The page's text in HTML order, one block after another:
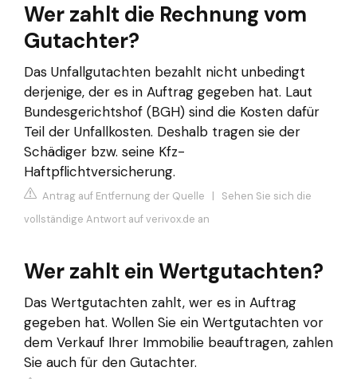
Wer zahlt die Rechnung vom
Gutachter?
Das Unfallgutachten bezahlt nicht unbedingt
derjenige, der es in Auftrag gegeben hat. Laut
Bundesgerichtshof (BGH) sind die Kosten dafür
Teil der Unfallkosten. Deshalb tragen sie der
Schädiger bzw. seine Kfz-
Haftpflichtversicherung.
Antrag auf Entfernung der Quelle | Sehen Sie sich die
vollständige Antwort auf verivox.de an
Wer zahlt ein Wertgutachten?
Das Wertgutachten zahlt, wer es in Auftrag
gegeben hat. Wollen Sie ein Wertgutachten vor
dem Verkauf Ihrer Immobilie beauftragen, zahlen
Sie auch für den Gutachter.